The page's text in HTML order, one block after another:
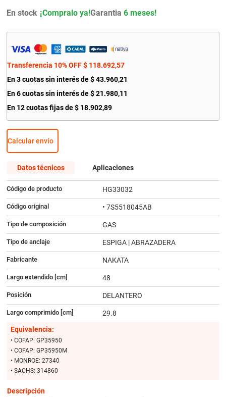
En stock Garantia 6 meses!
Transferencia 10% OFF $ 118.692,57
En 3 cuotas sin interés de $ 43.960,21
En 6 cuotas sin interés de$ 21.980,11
En 12 cuotas fijas de $ 18.902,89
Calcular envío
Datos técnicos Aplicaciones
Código de producto HG33032
Código original • 7S5518045AB
Tipo de composición GAS
Tipo de anclaje ESPIGA | ABRAZADERA
Fabricante NAKATA
Largo extendido [cm] 48
Posición DELANTERO
Largo comprimido [cm]
29.8
Equivalencia:
• COFAP: GP35950
• COFAP: GP35950M
• MONROE: 27340
• SACHS: 314860
Descripción